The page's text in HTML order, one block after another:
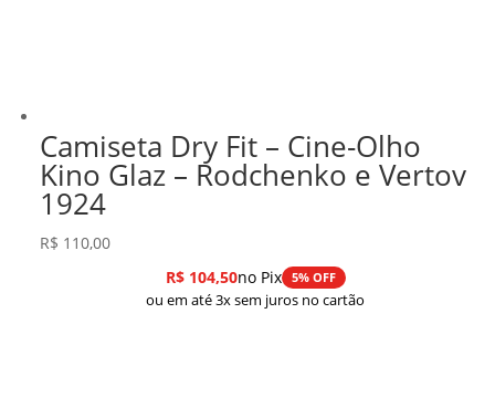
Camiseta Dry Fit – Cine-Olho
Kino Glaz – Rodchenko e Vertov
1924
R$ 110,00
R$104,50no Pix 5% OFF
ou em até 3x sem juros no cartão